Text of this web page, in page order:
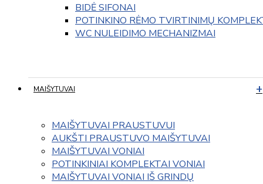
BIDĖ SIFONAI
POTINKINO RĖMO TVIRTINIMŲ
WC NULEIDIMO MECHANIZMAI
MAIŠYTUVAI
MAIŠYTUVAI PRAUSTUVUI
AUKŠTI PRAUSTUVO MAIŠYTUVAI
MAIŠYTUVAI VONIAI
POTINKINIAI KOMPLEKTAI VONIAI
MAIŠYTUVAI VONIAI IŠ GRINDŲ